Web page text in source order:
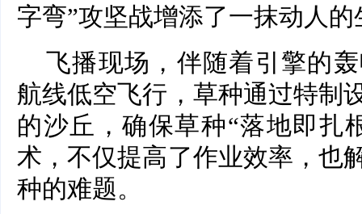
字弯”攻坚战增添了一抹动人
飞播现场，伴随着引擎的
航线低空飞行，草种通过特制
的沙丘，确保草种“落地即扎
术，不仅提高了作业效率，也
种的难题。